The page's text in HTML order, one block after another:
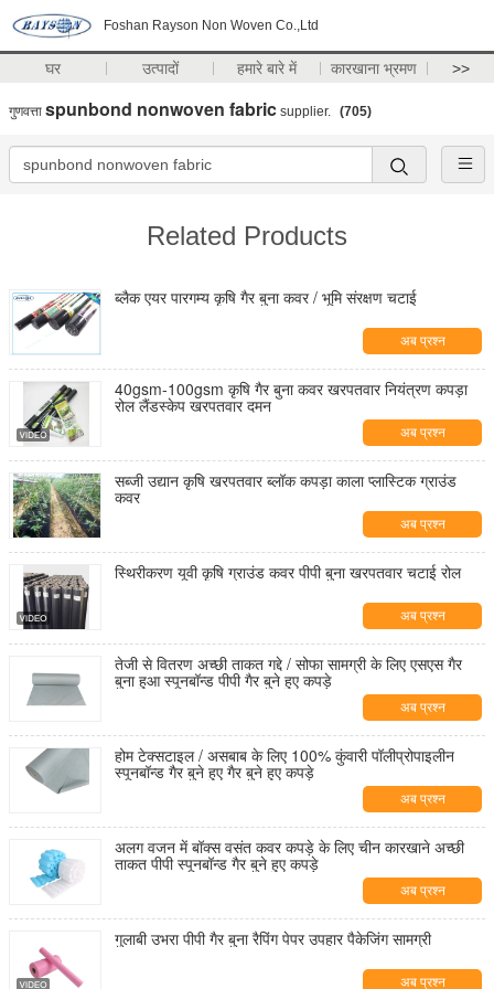
Foshan Rayson Non Woven Co.,Ltd
घर उत्पादों हमारे बारे में कारखाना भ्रमण >>
गुणवत्ता spunbond nonwoven fabric supplier. (705)
Related Products
ब्लैक एयर पारगम्य कृषि गैर बुना कवर / भूमि संरक्षण चटाई
अब प्रश्न
40gsm-100gsm कृषि गैर बुना कवर खरपतवार नियंत्रण कपड़ा
रोल लैंडस्केप खरपतवार दमन
अब प्रश्न
सब्जी उद्यान कृषि खरपतवार ब्लॉक कपड़ा काला प्लास्टिक ग्राउंड
कवर
अब प्रश्न
स्थिरीकरण यूवी कृषि ग्राउंड कवर पीपी बुना खरपतवार चटाई रोल
अब प्रश्न
तेजी से वितरण अच्छी ताकत गद्दे / सोफा सामग्री के लिए एसएस गैर
बुना हुआ स्पूनबॉन्ड पीपी गैर बुने हुए कपड़े
अब प्रश्न
होम टेक्सटाइल / असबाब के लिए 100% कुंवारी पॉलीप्रोपाइलीन
स्पूनबॉन्ड गैर बुने हुए गैर बुने हुए कपड़े
अब प्रश्न
अलग वजन में बॉक्स वसंत कवर कपड़े के लिए चीन कारखाने अच्छी
ताकत पीपी स्पूनबॉन्ड गैर बुने हुए कपड़े
अब प्रश्न
गुलाबी उभरा पीपी गैर बुना रैपिंग पेपर उपहार पैकेजिंग सामग्री
अब प्रश्न